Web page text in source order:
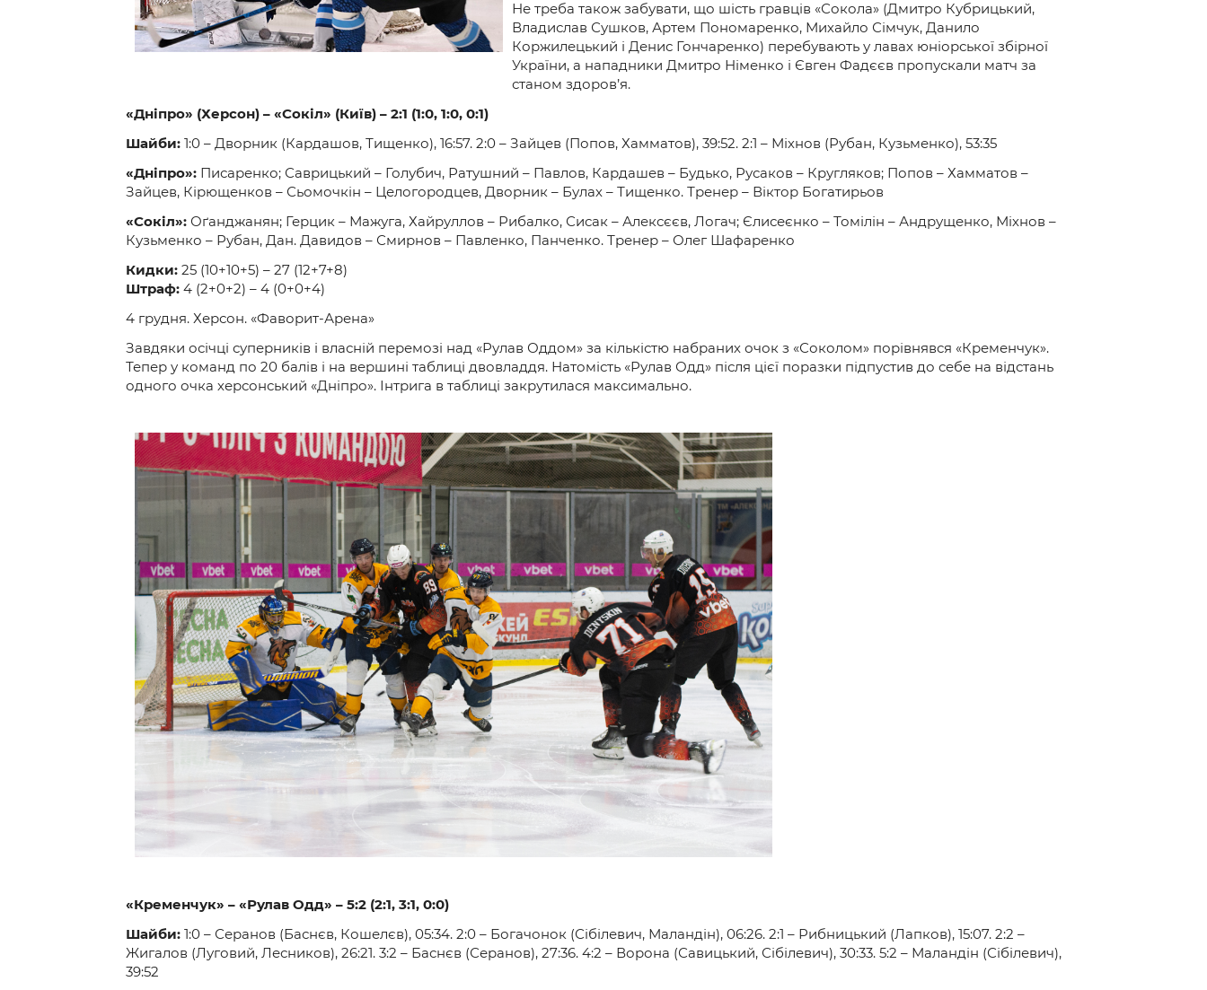
Не треба також забувати, що шість гравців «Сокола» (Дмитро Кубрицький,
Владислав Сушков, Артем Пономаренко, Михайло Сімчук, Данило
Коржилецький і Денис Гончаренко) перебувають у лавах юніорської збірної
України, а нападники Дмитро Німенко і Євген Фадєєв пропускали матч за
станом здоров’я.
«Дніпро» (Херсон) – «Сокіл» (Київ) – 2:1 (1:0, 1:0, 0:1)
Шайби: 1:0 – Дворник (Кардашов, Тищенко), 16:57. 2:0 – Зайцев (Попов, Хамматов), 39:52. 2:1 – Міхнов (Рубан, Кузьменко), 53:35
«Дніпро»: Писаренко; Саврицький – Голубич, Ратушний – Павлов, Кардашев – Будько, Русаков – Кругляков; Попов – Хамматов –
Зайцев, Кірющенков – Сьомочкін – Целогородцев, Дворник – Булах – Тищенко. Тренер – Віктор Богатирьов
«Сокіл»: Оґанджанян; Герцик – Мажуга, Хайруллов – Рибалко, Сисак – Алексєєв, Логач; Єлисеєнко – Томілін – Андрущенко, Міхнов –
Кузьменко – Рубан, Дан. Давидов – Смирнов – Павленко, Панченко. Тренер – Олег Шафаренко
Кидки: 25 (10+10+5) – 27 (12+7+8)
Штраф: 4 (2+0+2) – 4 (0+0+4)
4 грудня. Херсон. «Фаворит-Арена»
Завдяки осічці суперників і власній перемозі над «Рулав Оддом» за кількістю набраних очок з «Соколом» порівнявся «Кременчук».
Тепер у команд по 20 балів і на вершині таблиці двовладдя. Натомість «Рулав Одд» після цієї поразки підпустив до себе на відстань
одного очка херсонський «Дніпро». Інтрига в таблиці закрутилася максимально.
«Кременчук» – «Рулав Одд» – 5:2 (2:1, 3:1, 0:0)
Шайби: 1:0 – Серанов (Баснєв, Кошелєв), 05:34. 2:0 – Богачонок (Сібілевич, Маландін), 06:26. 2:1 – Рибницький (Лапков), 15:07. 2:2 –
Жигалов (Луговий, Лесников), 26:21. 3:2 – Баснєв (Серанов), 27:36. 4:2 – Ворона (Савицький, Сібілевич), 30:33. 5:2 – Маландін (Сібілевич),
39:52